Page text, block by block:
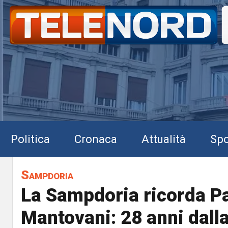
Politica Cronaca Attualità
Sampdoria
La Sampdoria ricorda
Mantovani: 28 anni